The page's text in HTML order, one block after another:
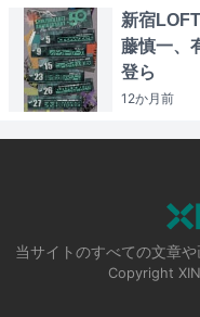
新宿
藤慎一、
登ら
12か月前
当サイトのすべての文章
Copyright